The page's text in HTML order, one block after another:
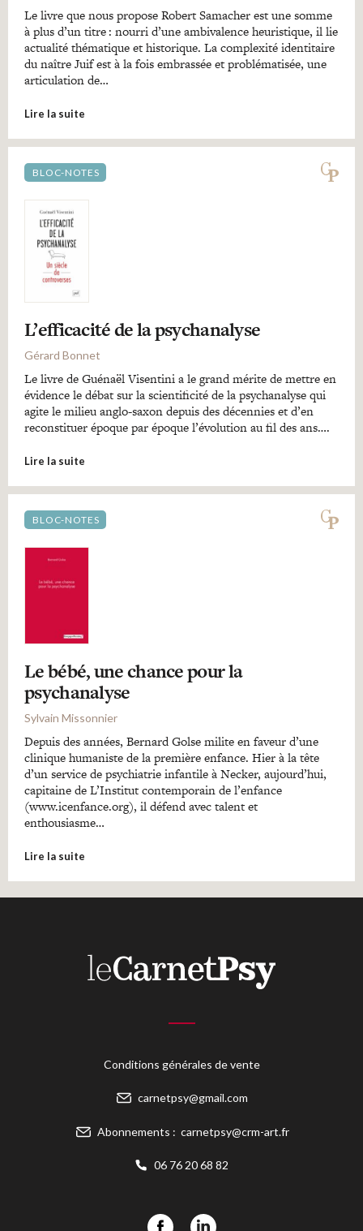
Le livre que nous propose Robert Samacher est une somme
à plus d’un titre : nourri d’une ambivalence heuristique, il lie
actualité thématique et historique. La complexité identitaire
du naître Juif est à la fois embrassée et problématisée, une
articulation de…
Lire la suite
BLOC-NOTES
L’efficacité de la psychanalyse
Gérard Bonnet
Le livre de Guénaël Visentini a le grand mérite de mettre en
évidence le débat sur la scientificité de la psychanalyse qui
agite le milieu anglo-saxon depuis des décennies et d’en
reconstituer époque par époque l’évolution au fil des ans….
Lire la suite
BLOC-NOTES
Le bébé, une chance pour la
psychanalyse
Sylvain Missonnier
Depuis des années, Bernard Golse milite en faveur d’une
clinique humaniste de la première enfance. Hier à la tête
d’un service de psychiatrie infantile à Necker, aujourd’hui,
capitaine de L’Institut contemporain de l’enfance
(www.icenfance.org), il défend avec talent et
enthousiasme…
Lire la suite
Conditions générales de vente
carnetpsy@gmail.com
Abonnements : carnetpsy@crm-art.fr
06 76 20 68 82